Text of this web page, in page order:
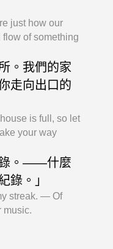
just how our
flow of something
。我們的家
走向出口的
is full, so let
your way
錄。——什麼
。」
streak. — Of
music.